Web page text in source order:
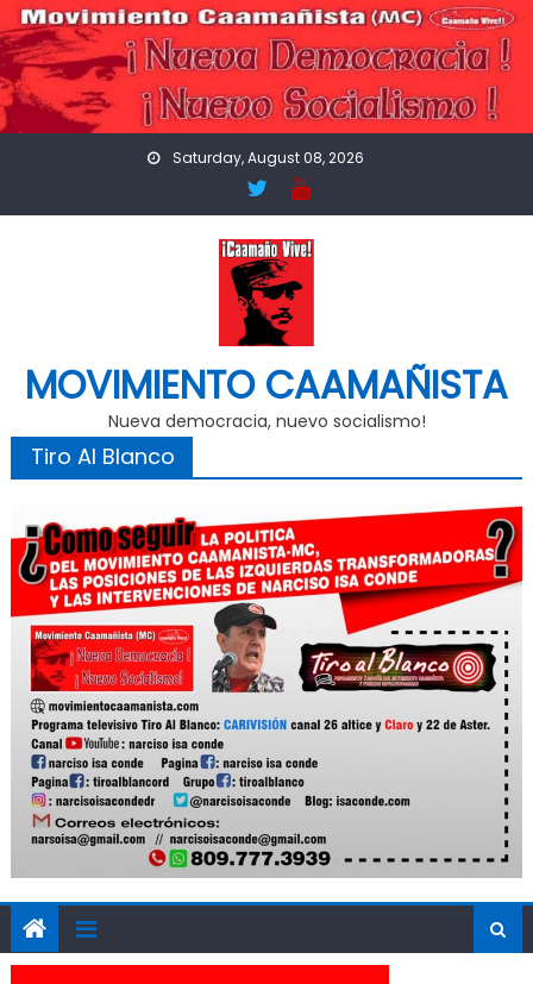
Skip
to
content
Saturday, August 08, 2026
MOVIMIENTO CAAMAÑISTA
Nueva democracia, nuevo socialismo!
Tiro Al Blanco